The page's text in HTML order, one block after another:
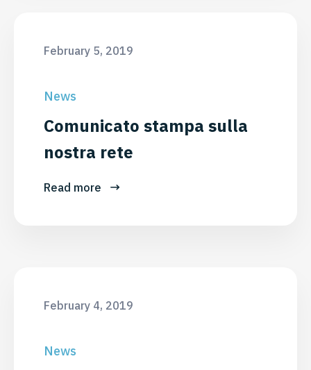
February 5, 2019
News
Comunicato stampa sulla
nostra rete
Read more
February 4, 2019
News